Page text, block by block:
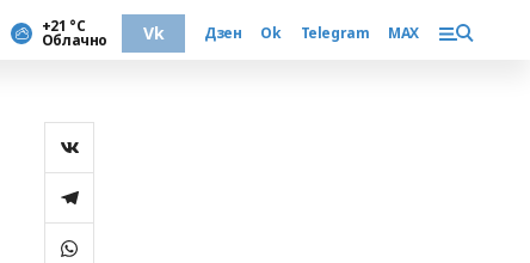
+21 °С
Облачно Vk Дзен Ok Telegram MAX